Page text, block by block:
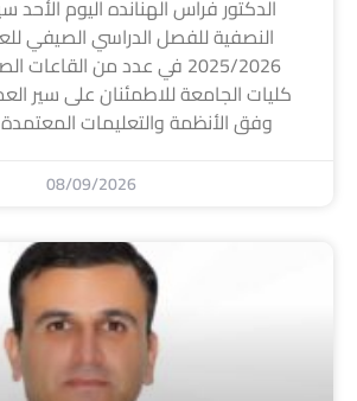
الدكتور فراس الهنانده اليوم الأحد
النصفية للفصل الدراسي الصيفي
2025/2026 في عدد من
كليات الجامعة للاطمئنان على سير
وفق الأنظمة والتعليمات
08/09/2026